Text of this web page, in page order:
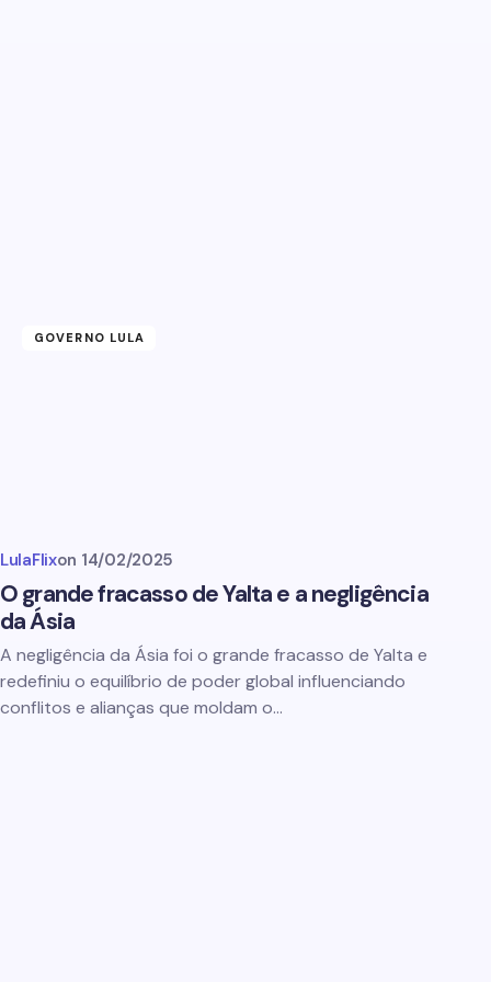
GOVERNO LULA
LulaFlixon 14/02/2025
O grande fracasso de Yalta e a negligência
da Ásia
A negligência da Ásia foi o grande fracasso de Yalta e
redefiniu o equilíbrio de poder global influenciando
conflitos e alianças que moldam o…